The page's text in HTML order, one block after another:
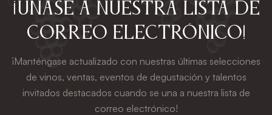
¡Únase a nuestra lista de
correo electrónico!
¡Manténgase actualizado con nuestras últimas selecciones
de vinos, ventas, eventos de degustación y talentos
invitados destacados cuando se una a nuestra lista de
correo electrónico!